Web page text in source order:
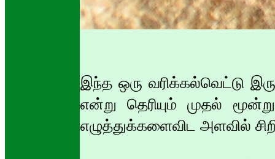
இந்த ஒரு வரிக்கல்வெட்டு
என்று தெரியும் முதல்
எழுத்துக்களைவிட அளவில்